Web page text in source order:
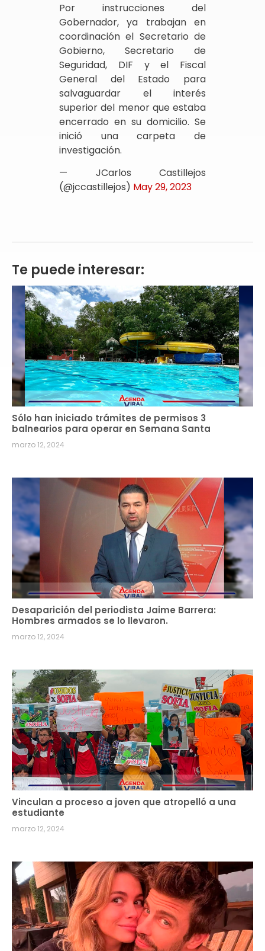
Por instrucciones del
Gobernador, ya trabajan en
coordinación el Secretario de
Gobierno, Secretario de
Seguridad, DIF y el Fiscal
General del Estado para
salvaguardar el interés
superior del menor que estaba
encerrado en su domicilio. Se
inició una carpeta de
investigación.
— JCarlos Castillejos
(@jccastillejos) May 29, 2023
Te puede interesar:
Sólo han iniciado trámites de permisos 3
balnearios para operar en Semana Santa
marzo 12, 2024
Desaparición del periodista Jaime Barrera:
Hombres armados se lo llevaron.
marzo 12, 2024
Vinculan a proceso a joven que atropelló a una
estudiante
marzo 12, 2024